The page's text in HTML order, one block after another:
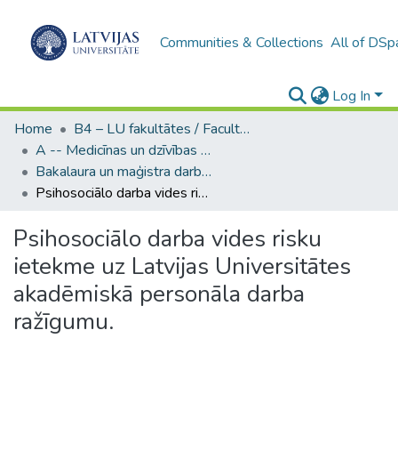
Communities & Collections All of
Log In
Home
B4 – LU fakultātes / Faculties of the UL
A -- Medicīnas un dzīvības zinātņu fakultāte / Faculty of Medicine and Life Sciences
Bakalaura un maģistra darbi (MDZF) / Bachelor's and Master's theses
Psihosociālo darba vides risku ietekme uz Latvijas Universitātes akadēmiskā personāla darba ražīgumu.
Psihosociālo darba vides risku
ietekme uz Latvijas Universitātes
akadēmiskā personāla darba
ražīgumu.